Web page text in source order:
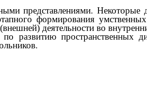
представлениями. Некоторые
формирования
деятельности во
развитию пространственных